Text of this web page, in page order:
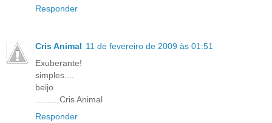
Responder
Cris Animal 11 de fevereiro de 2009 às 01:51
Exuberante!
simples....
beijo
..........Cris Animal
Responder